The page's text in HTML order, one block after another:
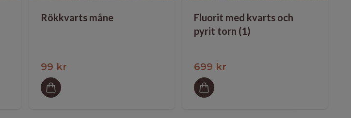
Rökkvarts måne
99 kr
Fluorit med kvarts och
pyrit torn (1)
699 kr